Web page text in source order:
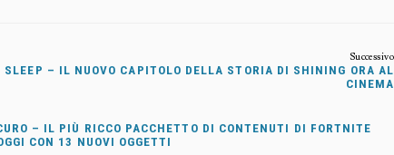
SLEEP – IL NUOVO CAPITOLO DELLA STORIA DI SHINING ORA AL
CINEMA
– IL PIÙ RICCO PACCHETTO DI CONTENUTI DI FORTNITE
CON 13 NUOVI OGGETTI